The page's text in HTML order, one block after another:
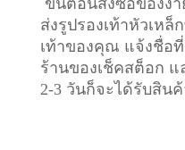
ส่งรูปรองเท้าหัวเห
เท้าของคุณ แจ้งชื่อ
ร้านของเช็คสต็อก
2-3 วันก็จะได้รับสิน